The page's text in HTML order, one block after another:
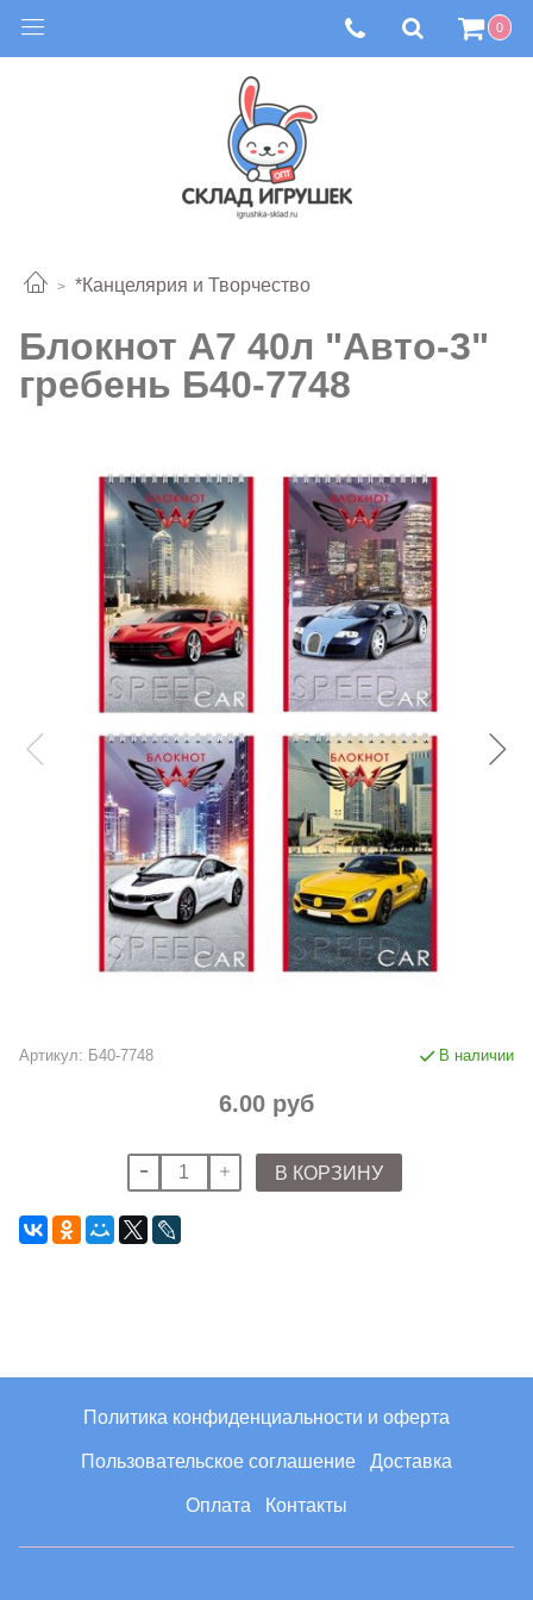
0
*Канцелярия и Творчество
Блокнот А7 40л "Авто-3"
гребень Б40-7748
Артикул: Б40-7748 В наличии
6.00 руб
В КОРЗИНУ
Политика конфиденциальности и оферта
Пользовательское соглашение Доставка
Оплата Контакты